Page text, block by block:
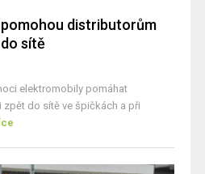
distributorům
sítě
elektromobily pomáhat
do sítě ve špičkách a při